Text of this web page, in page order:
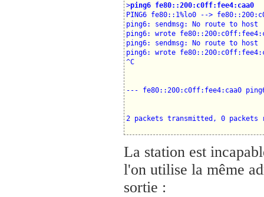
>ping6 fe80::200:c0ff:fee4:caa0
PING6 fe80::1%lo0 -->
ping6: sendmsg: No route to host
ping6: wrote
ping6: sendmsg: No route to host
ping6: wrote
La station est
l'on utilise la même
sortie :